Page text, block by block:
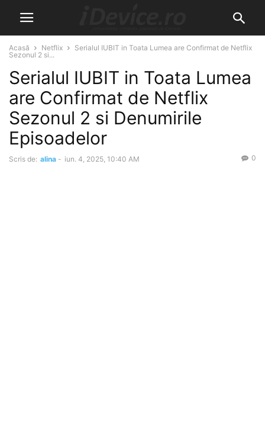
Acasă Netflix
Serialul IUBIT in Toata Lumea are Confirmat de Netflix
Sezonul 2 si...
Serialul IUBIT in Toata Lumea
are Confirmat de Netflix
Sezonul 2 si Denumirile
Episoadelor
Scris de: alina - iun. 4, 2025, 10:40 AM 0